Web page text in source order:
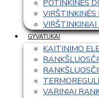
POTINKINĖS
GYVATUKAI
KAITINIMO
VARINIAI